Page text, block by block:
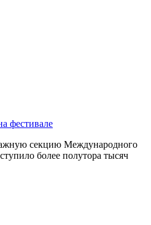
фестивале
секцию Международного
более полутора тысяч